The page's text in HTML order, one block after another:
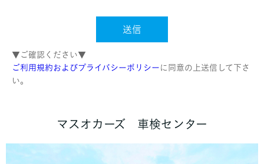
送信
▼ご確認ください▼
ご利用規約およびプライバシーポリシー に同意の上送信して下さ
い。
マスオカーズ 車検センター